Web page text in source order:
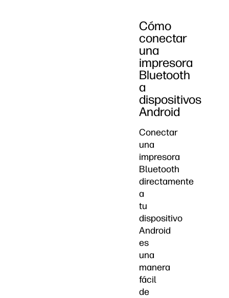
Cómo
conectar
una
impresora
Bluetooth
a
dispositivos
Android
Conectar
una
impresora
Bluetooth
directamente
a
tu
dispositivo
Android
es
una
manera
fácil
de